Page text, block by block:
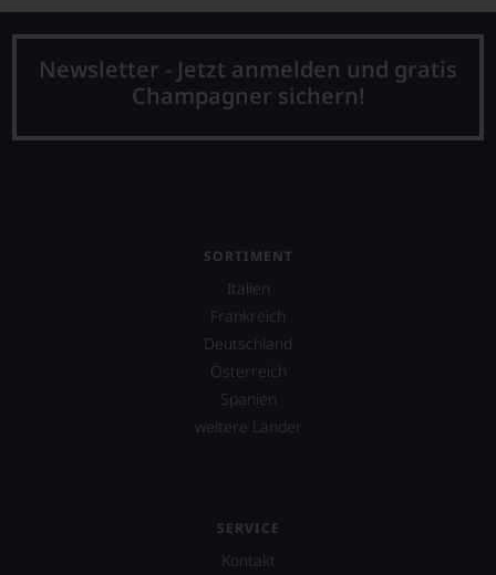
Newsletter - Jetzt anmelden und gratis
Champagner sichern!
SORTIMENT
Italien
Frankreich
Deutschland
Österreich
Spanien
weitere Länder
SERVICE
Kontakt